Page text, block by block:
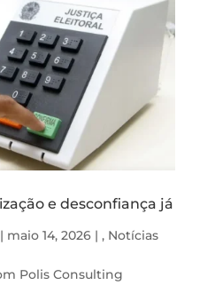
e desconfiança já
maio 14, 2026| , Notícias
Polis Consulting